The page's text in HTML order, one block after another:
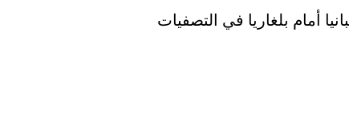
أمام بلغاريا في التصفيات